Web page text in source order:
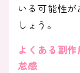
いる可能性
しょう。
よくある副
怠感